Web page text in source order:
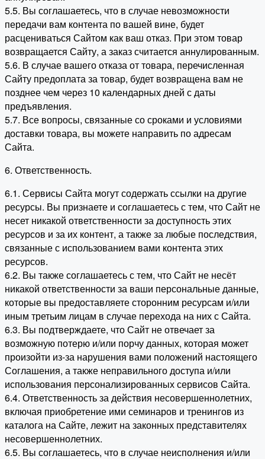
5.5. Вы соглашаетесь, что в случае невозможности
передачи вам контента по вашей вине, будет
расцениваться Сайтом как ваш отказ. При этом товар
возвращается Сайту, а заказ считается аннулированным.
5.6. В случае вашего отказа от товара, перечисленная
Сайту предоплата за товар, будет возвращена вам не
позднее чем через 10 календарных дней с даты
предъявления.
5.7. Все вопросы, связанные со сроками и условиями
доставки товара, вы можете направить по адресам
Сайта.
6. Ответственность.
6.1. Сервисы Сайта могут содержать ссылки на другие
ресурсы. Вы признаете и соглашаетесь с тем, что Сайт не
несет никакой ответственности за доступность этих
ресурсов и за их контент, а также за любые последствия,
связанные с использованием вами контента этих
ресурсов.
6.2. Вы также соглашаетесь с тем, что Сайт не несёт
никакой ответственности за ваши персональные данные,
которые вы предоставляете сторонним ресурсам и/или
иным третьим лицам в случае перехода на них с Сайта.
6.3. Вы подтверждаете, что Сайт не отвечает за
возможную потерю и/или порчу данных, которая может
произойти из-за нарушения вами положений настоящего
Соглашения, а также неправильного доступа и/или
использования персонализированных сервисов Сайта.
6.4. Ответственность за действия несовершеннолетних,
включая приобретение ими семинаров и тренингов из
каталога на Сайте, лежит на законных представителях
несовершеннолетних.
6.5. Вы соглашаетесь, что в случае неисполнения и/или